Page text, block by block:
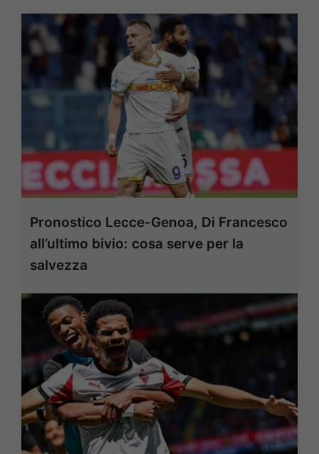
Pronostico Lecce-Genoa, Di Francesco
all’ultimo bivio: cosa serve per la
salvezza